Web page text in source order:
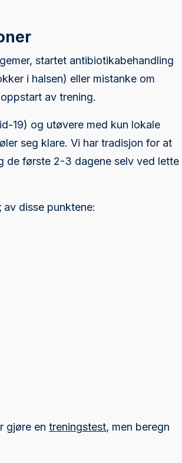
startet antibiotikabehandling
i halsen) eller mistanke om
av trening.
19) og utøvere med kun lokale
seg klare. Vi har tradisjon for at
de første 2-3 dagene selv ved lette
av disse punktene:
gjøre en treningstest, men beregn